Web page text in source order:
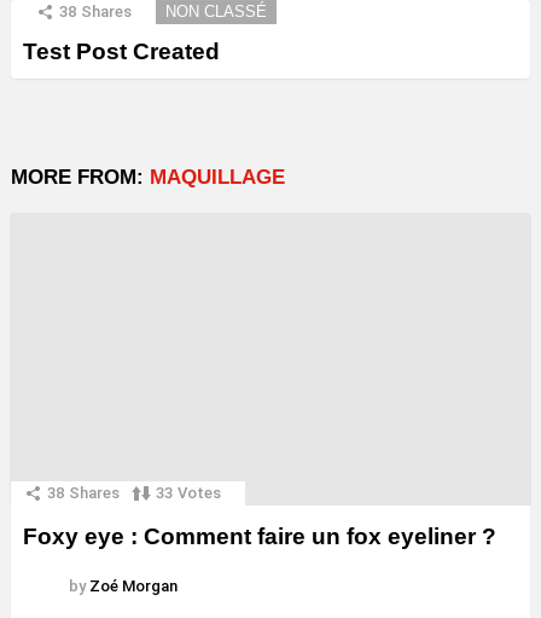
38 Shares NON CLASSÉ
Test Post Created
MORE FROM: MAQUILLAGE
38 Shares 33 Votes
Foxy eye : Comment faire un fox eyeliner ?
by Zoé Morgan